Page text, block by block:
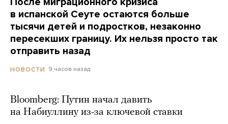
в испанской Сеуте остаются больше
тысячи детей и подростков, незаконно
пересекших границу. Их нельзя просто так
отправить назад
НОВОСТИ 9 часов назад
Bloomberg: Путин начал давить
на Набиуллину из-за ключевой ставки